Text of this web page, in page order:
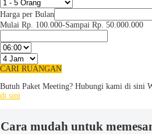
Harga per Bulan
Mulai Rp. 100.000-Sampai Rp. 50.000.000
CARI RUANGAN
Butuh Paket Meeting? Hubungi kami di sini
di sini
Cara mudah untuk